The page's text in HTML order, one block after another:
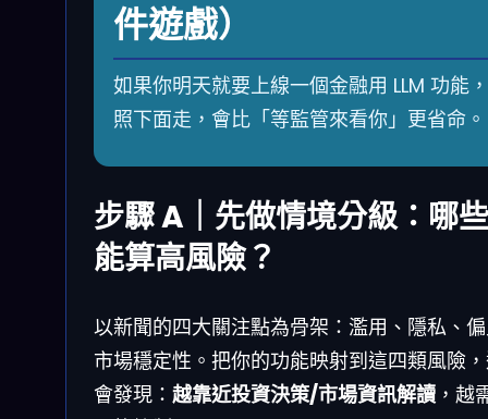
件遊戲）
如果你明天就要上線一個金融用 LLM 功能，
照下面走，會比「等監管來看你」更省命。
步驟 A｜先做情境分級：哪
能算高風險？
以新聞的四大關注點為骨架：濫用、隱私、
市場穩定性。把你的功能映射到這四類風險
會發現： 越靠近投資決策/市場資訊解讀 ，越